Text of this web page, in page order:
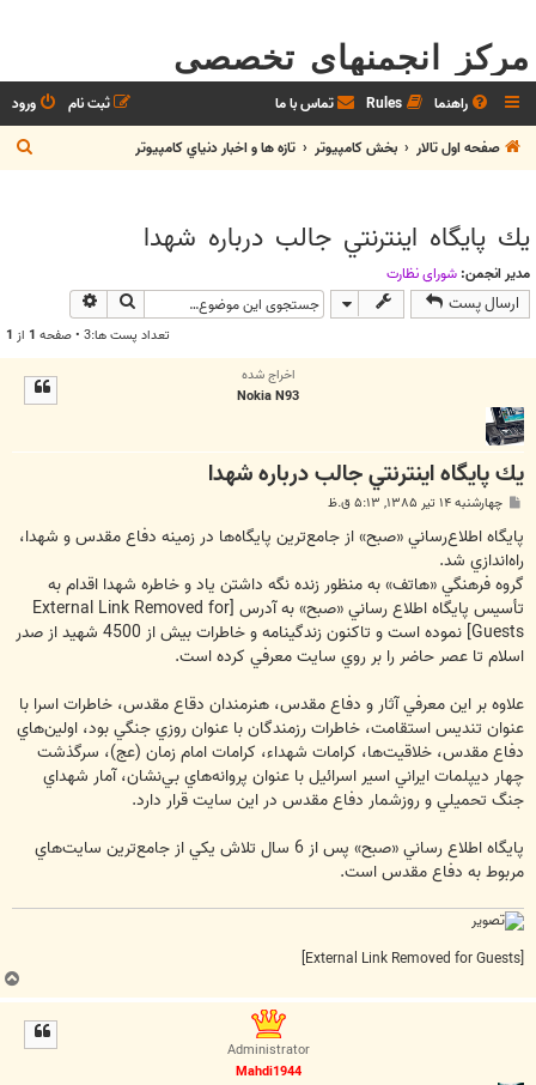
مرکز انجمنهای تخصصی
راهنما Rules تماس با ما ورود
ثبت نام
صفحه اول تالار
بخش كامپيوتر تازه ها و اخبار دنياي کامپيوتر
س
يك پايگاه اينترنتي جالب درباره شهدا
مدیر انجمن: شوراي نظارت
ارسال پست جستجو
تعداد پست ها:3 • صفحه 1 از 1
اخراج شده
Nokia N93
يك پايگاه اينترنتي جالب درباره شهدا
س
ت
چهارشنبه ۱۴ تیر ۱۳۸۵, ۵:۱۳ ق.ظ
پايگاه اطلاع‌رساني «صبح» از جامع‌ترين پايگاه‌ها در زمينه دفاع مقدس و شهدا،
راه‌اندازي شد.
گروه فرهنگي «هاتف» به منظور زنده نگه داشتن ياد و خاطره شهدا اقدام به
تأسيس پايگاه اطلاع رساني «صبح» به آدرس [External Link Removed for
Guests]
نموده است و تاکنون زندگينامه و خاطرات بيش از 4500 شهيد از صدر
اسلام تا عصر حاضر را بر روي سايت معرفي کرده است.
علاوه بر اين معرفي آثار و دفاع مقدس، هنرمندان دقاع مقدس، خاطرات اسرا با
عنوان تنديس استقامت، خاطرات رزمندگان با عنوان روزي جنگي بود، اولين‌هاي
دفاع مقدس، خلاقيت‌ها، کرامات شهداء، کرامات امام زمان (عج)، سرگذشت
چهار ديپلمات ايراني اسير اسرائيل با عنوان پروانه‌هاي بي‌نشان، آمار شهداي
جنگ تحميلي و روزشمار دفاع مقدس در اين سايت قرار دارد.
پايگاه اطلاع رساني «صبح» پس از 6 سال تلاش يکي از جامع‌ترين سايت‌هاي
مربوط به دفاع مقدس است.
[External Link Removed for Guests]
Administrator
Mahdi1944